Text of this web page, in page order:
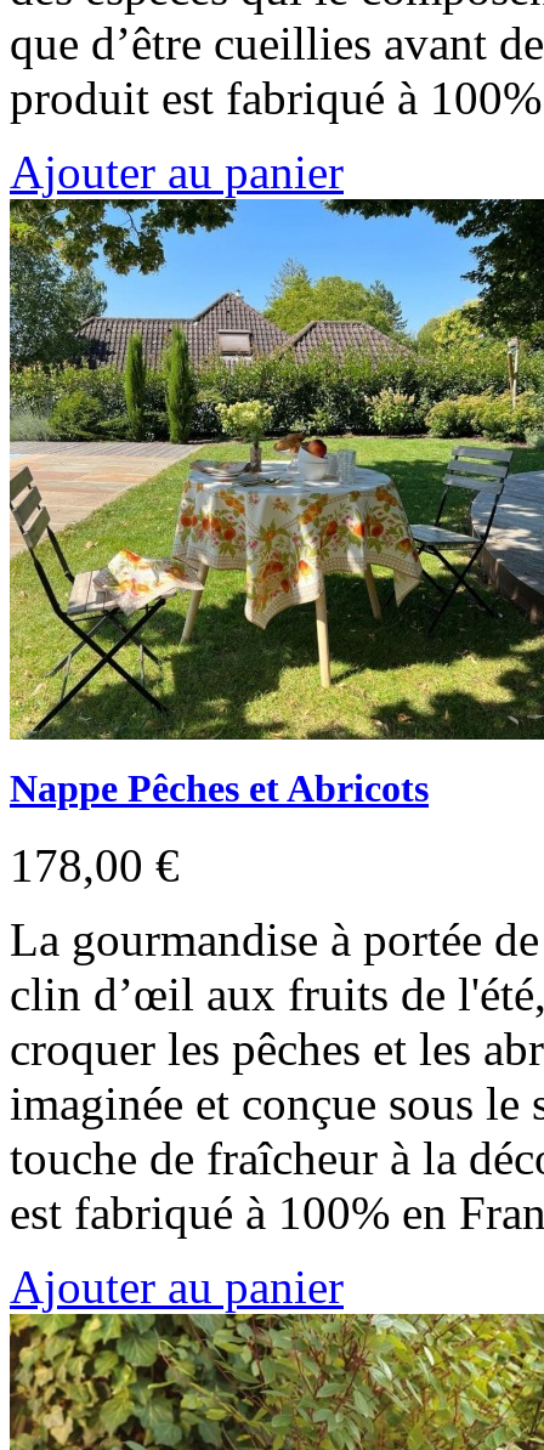
que d’être cueillies avant
produit est fabriqué à
Ajouter au panier
Nappe Pêches et Abricots
178,00 €
La gourmandise à portée
clin d’œil aux fruits de
croquer les pêches et les
imaginée et conçue sous
touche de fraîcheur à la
est fabriqué à 100% en
Ajouter au panier